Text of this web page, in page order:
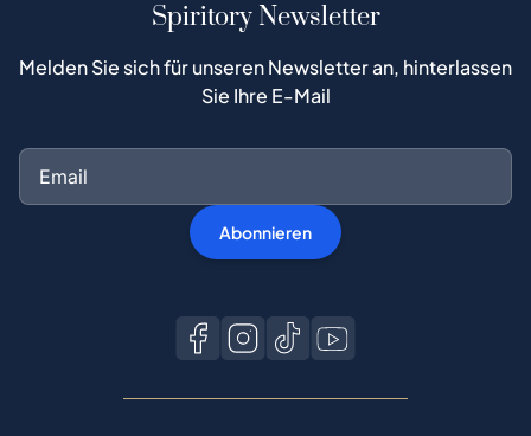
Spiritory Newsletter
Melden Sie sich für unseren Newsletter an, hinterlassen
Sie Ihre E-Mail
Abonnieren